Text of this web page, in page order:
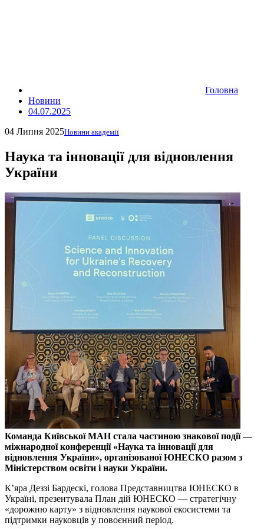
Головна
Новини
04.07.2025
04 Липня 2025Новини академії
Наука та інновації для відновлення
України
Команда Київської МАН стала частиною знакової події —
міжнародної конференції «Наука та інновації для
відновлення України», організованої ЮНЕСКО разом з
Міністерством освіти і науки України.
К’яра Деззі Бардескі, голова Представництва ЮНЕСКО в
Україні, презентувала План дій ЮНЕСКО — стратегічну
«дорожню карту» з відновлення наукової екосистеми та
підтримки науковців у повоєнний період.